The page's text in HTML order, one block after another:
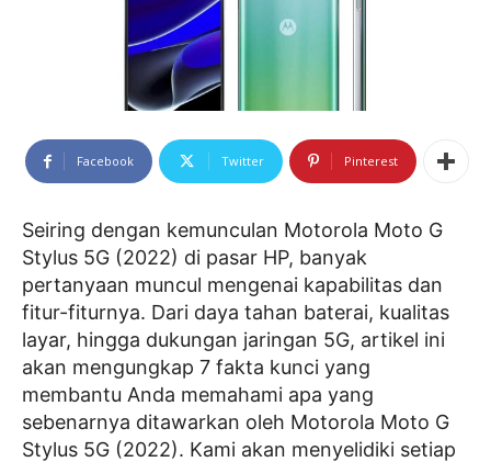
Facebook Twitter Pinterest
Seiring dengan kemunculan Motorola Moto G
Stylus 5G (2022) di pasar HP, banyak
pertanyaan muncul mengenai kapabilitas dan
fitur-fiturnya. Dari daya tahan baterai, kualitas
layar, hingga dukungan jaringan 5G, artikel ini
akan mengungkap 7 fakta kunci yang
membantu Anda memahami apa yang
sebenarnya ditawarkan oleh Motorola Moto G
Stylus 5G (2022). Kami akan menyelidiki setiap